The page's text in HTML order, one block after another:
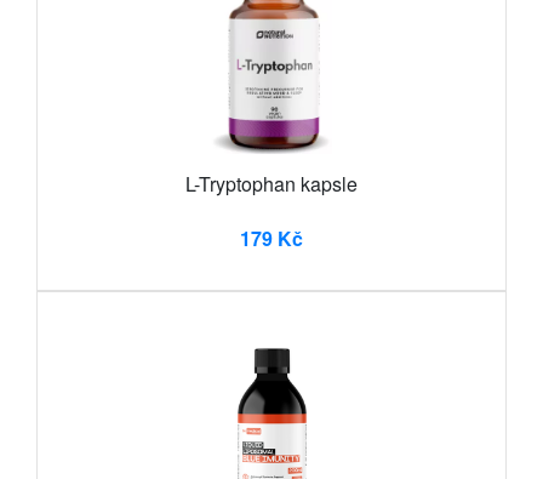
L-Tryptophan kapsle
179 Kč